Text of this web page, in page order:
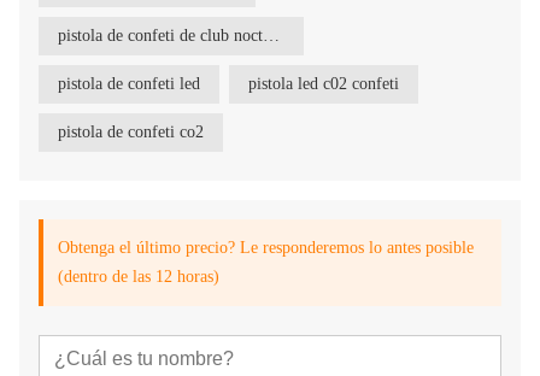
pistola de confeti de club nocturno
pistola de confeti led pistola led c02 confeti
pistola de confeti co2
Obtenga el último precio? Le responderemos lo antes posible
(dentro de las 12 horas)